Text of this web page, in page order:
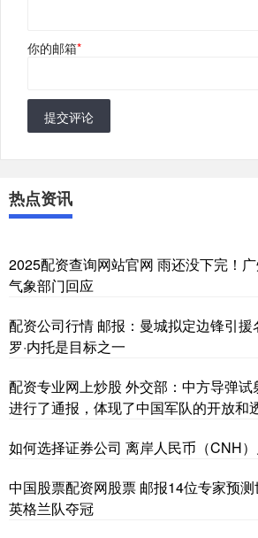
你的邮箱*
提交评论
热点资讯
2025配资查询网站官网 雨还没下完！
气象部门回应
配资公司行情 邮报：曼城拟定边锋引
罗·内托是目标之一
配资专业网上炒股 外交部：中方导弹
进行了通报，体现了中国军队的开放和
如何选择证券公司 离岸人民币（CNH
中国股票配资网股票 邮报14位专家预
英格兰队夺冠